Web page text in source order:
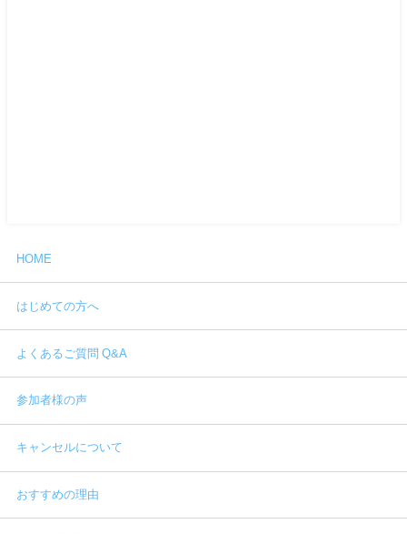
HOME
はじめての方へ
よくあるご質問 Q&A
参加者様の声
キャンセルについて
おすすめの理由